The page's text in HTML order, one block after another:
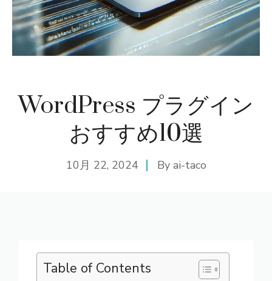
WordPress プラグイン
おすすめ10選
10月 22, 2024 By ai-taco
Table of Contents